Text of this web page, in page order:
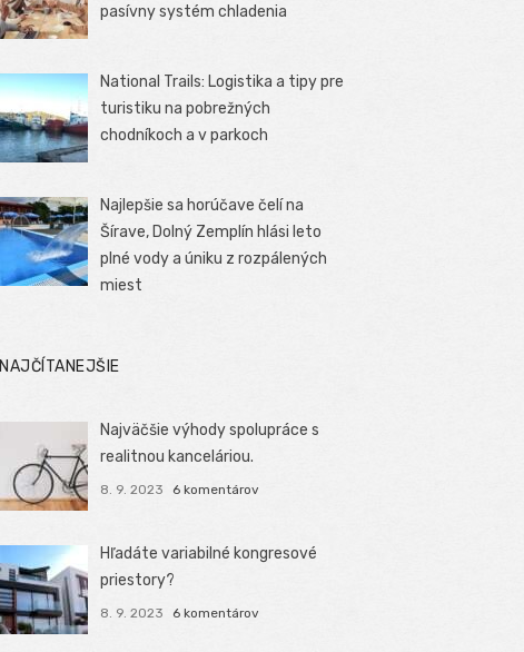
pasívny systém chladenia
National Trails: Logistika a tipy pre
turistiku na pobrežných
chodníkoch a v parkoch
Najlepšie sa horúčave čelí na
Šírave, Dolný Zemplín hlási leto
plné vody a úniku z rozpálených
miest
NAJČÍTANEJŠIE
Najväčšie výhody spolupráce s
realitnou kanceláriou.
8. 9. 2023 6 komentárov
Hľadáte variabilné kongresové
priestory?
8. 9. 2023 6 komentárov